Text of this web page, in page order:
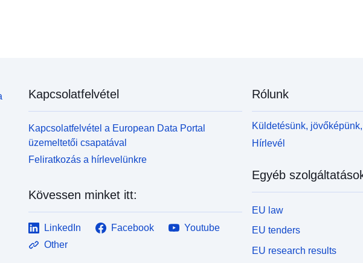
észrevételt figyelembe kell venni: lehetnek
megvalósításakor, nem tekinthető kimerítőnek. A
fajok jelenléte az azonosított területeken kívül
lehetséges. További információért olvassa el a
beültetett populációk, de
megvalósításakor, nem
fajok jelenléte az
lehetséges. További információért olvassa el a
Kapcsolatfelvétel
Kapcsolatfelvétel a European Data Portal
üzemeltetői csapatával
Feliratkozás a hírlevelünkre
Kövessen minket itt:
LinkedIn Facebook
Youtube
Other
Rólunk
Küldetésünk,
Hírlevél
Egyéb
EU law
EU tenders
EU research results